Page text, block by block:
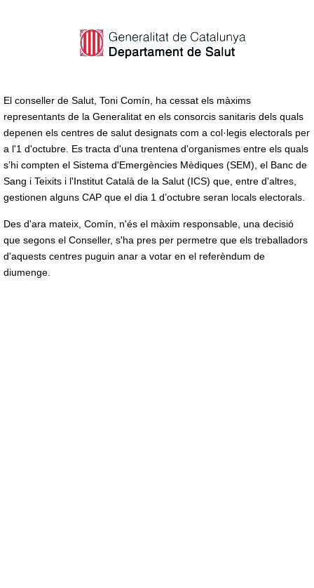
El conseller de Salut, Toni Comín, ha cessat els màxims
representants de la Generalitat en els consorcis sanitaris dels quals
depenen els centres de salut designats com a col·legis electorals per
a l'1 d'octubre. Es tracta d'una trentena d'organismes entre els quals
s’hi compten el Sistema d'Emergències Mèdiques (SEM), el Banc de
Sang i Teixits i l'Institut Català de la Salut (ICS) que, entre d'altres,
gestionen alguns CAP que el dia 1 d’octubre seran locals electorals.
Des d'ara mateix, Comín, n'és el màxim responsable, una decisió
que segons el Conseller, s'ha pres per permetre que els treballadors
d'aquests centres puguin anar a votar en el referèndum de
diumenge.